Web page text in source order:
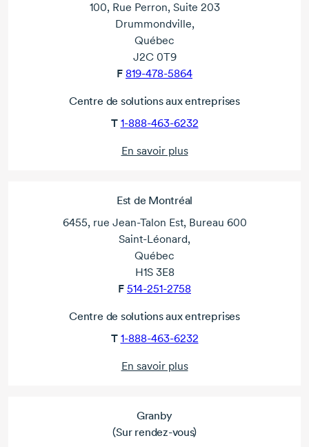
100, Rue Perron, Suite 203
Drummondville,
Québec
J2C 0T9
F 819-478-5864
Centre de solutions aux entreprises
T 1-888-463-6232
En savoir plus
Est de Montréal
6455, rue Jean-Talon Est, Bureau 600
Saint-Léonard,
Québec
H1S 3E8
F 514-251-2758
Centre de solutions aux entreprises
T 1-888-463-6232
En savoir plus
Granby
(Sur rendez-vous)